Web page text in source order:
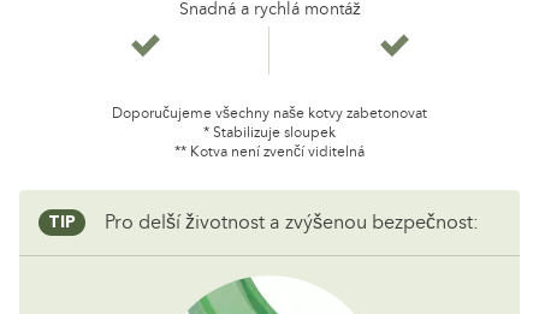
Snadná a rychlá montáž
Doporučujeme všechny naše kotvy zabetonovat
* Stabilizuje sloupek
** Kotva není zvenčí viditelná
TIP Pro delší životnost a zvýšenou bezpečnost: